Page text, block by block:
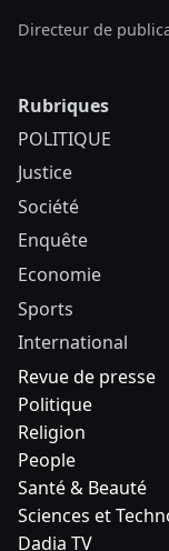
Directeur de
Rubriques
POLITIQUE
Justice
Société
Enquête
Economie
Sports
International
Revue de presse
Politique
Religion
People
Santé & Beauté
Sciences et
Dadia TV